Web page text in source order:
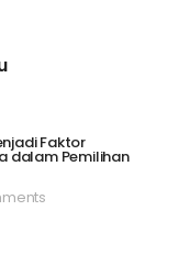
Faktor
dalam Pemilihan